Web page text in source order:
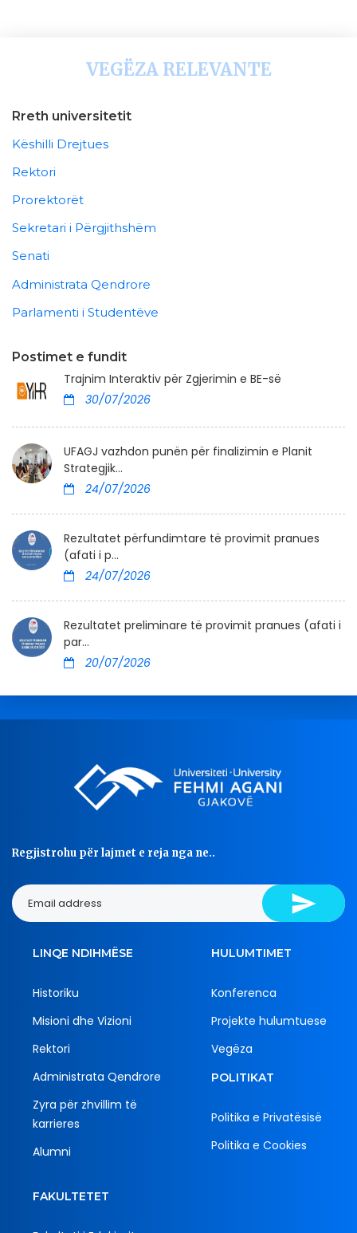
VEGËZA RELEVANTE
Rreth universitetit
Këshilli Drejtues
Rektori
Prorektorët
Sekretari i Përgjithshëm
Senati
Administrata Qendrore
Parlamenti i Studentëve
Postimet e fundit
Trajnim Interaktiv për Zgjerimin e BE-së
30/07/2026
UFAGJ vazhdon punën për finalizimin e Planit
Strategjik...
24/07/2026
Rezultatet përfundimtare të provimit pranues
(afati i p...
24/07/2026
Rezultatet preliminare të provimit pranues (afati i
par...
20/07/2026
Regjistrohu për lajmet e reja nga ne..
LINQE NDIHMËSE
Historiku
Misioni dhe Vizioni
Rektori
Administrata Qendrore
Zyra për zhvillim të
karrieres
Alumni
HULUMTIMET
Konferenca
Projekte hulumtuese
Vegëza
POLITIKAT
Politika e Privatësisë
Politika e Cookies
FAKULTETET